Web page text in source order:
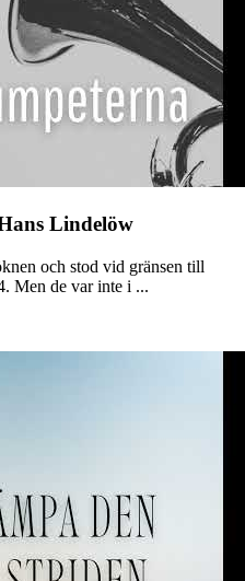
Lindelöw
och stod vid gränsen till
Men de var inte i ...